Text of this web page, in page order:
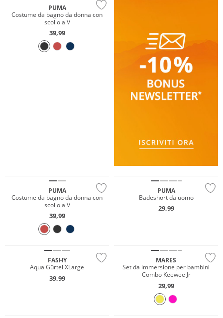
PUMA
Costume da bagno da donna con
scollo a V
39,99
PUMA
Costume da bagno da donna con
scollo a V
39,99
Sostenibile
PUMA
Badeshort da uomo
29,99
FASHY
Aqua Gürtel XLarge
39,99
MARES
Set da immersione per bambini
Combo Keewee Jr
29,99